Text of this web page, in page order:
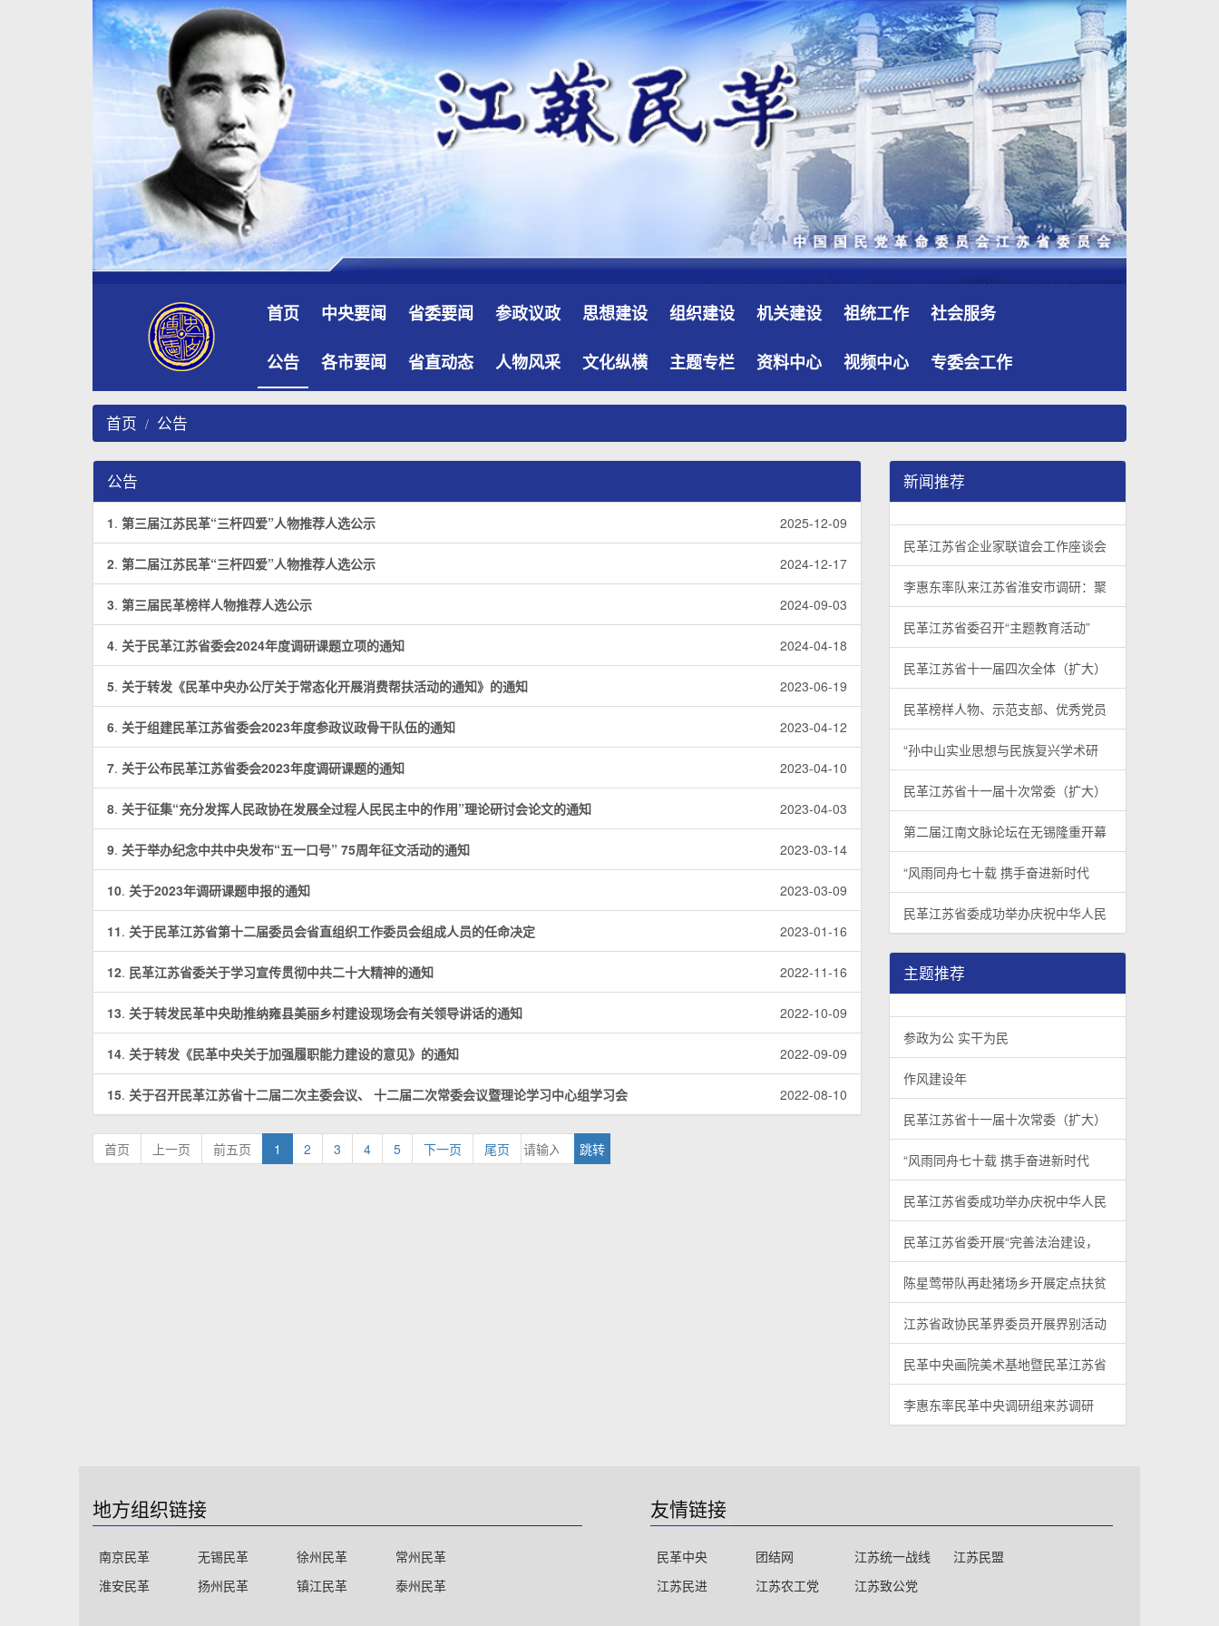
首页 中央要闻 省委要闻 参政议政 思想建设 组织建设 机关建设 祖统工作 社会服务
公告 各市要闻 省直动态 人物风采 文化纵横 主题专栏 资料中心 视频中心 专委会工作
首页 公告
公告
1. 第三届江苏民革“三杆四爱”人物推荐人选公示 2025-12-09
2. 第二届江苏民革“三杆四爱”人物推荐人选公示 2024-12-17
3. 第三届民革榜样人物推荐人选公示 2024-09-03
4. 关于民革江苏省委会2024年度调研课题立项的通知 2024-04-18
5. 关于转发《民革中央办公厅关于常态化开展消费帮扶活动的通知》的通知 2023-06-19
6. 关于组建民革江苏省委会2023年度参政议政骨干队伍的通知 2023-04-12
7. 关于公布民革江苏省委会2023年度调研课题的通知 2023-04-10
8. 关于征集“充分发挥人民政协在发展全过程人民民主中的作用”理论研讨会论文的通知 2023-04-03
9. 关于举办纪念中共中央发布“五一口号” 75周年征文活动的通知 2023-03-14
10. 关于2023年调研课题申报的通知 2023-03-09
11. 关于民革江苏省第十二届委员会省直组织工作委员会组成人员的任命决定 2023-01-16
12. 民革江苏省委关于学习宣传贯彻中共二十大精神的通知 2022-11-16
13. 关于转发民革中央助推纳雍县美丽乡村建设现场会有关领导讲话的通知 2022-10-09
14. 关于转发《民革中央关于加强履职能力建设的意见》的通知 2022-09-09
15. 关于召开民革江苏省十二届二次主委会议、 十二届二次常委会议暨理论学习中心组学习会 2022-08-10
首页 上一页 前五页 1 2 3 4 5 下一页 尾页
新闻推荐
民革江苏省企业家联谊会工作座谈会在宁召开
1/3 李惠东率队来江苏省淮安市调研：聚焦民革党
2/3 民革江苏省委召开“主题教育活动” 领导班子民
3/3
民革江苏省企业家联谊会工作座谈会
李惠东率队来江苏省淮安市调研：聚
民革江苏省委召开“主题教育活动”
民革江苏省十一届四次全体（扩大）
民革榜样人物、示范支部、优秀党员
“孙中山实业思想与民族复兴学术研
民革江苏省十一届十次常委（扩大）
第二届江南文脉论坛在无锡隆重开幕
“风雨同舟七十载 携手奋进新时代
民革江苏省委成功举办庆祝中华人民
主题推荐
参政为公 实干为民
作风建设年
民革江苏省十一届十次常委（扩大）
“风雨同舟七十载 携手奋进新时代
民革江苏省委成功举办庆祝中华人民
民革江苏省委开展“完善法治建设，
陈星莺带队再赴猪场乡开展定点扶贫
江苏省政协民革界委员开展界别活动
民革中央画院美术基地暨民革江苏省
李惠东率民革中央调研组来苏调研
地方组织链接
南京民革 无锡民革 徐州民革
常州民革
淮安民革
扬州民革 镇江民革 泰州民革
友情链接
民革中央 团结网 江苏统一战线
江苏民盟
江苏民进
江苏农工党 江苏致公党